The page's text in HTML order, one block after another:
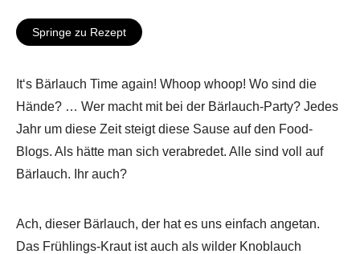
Springe zu Rezept
It‘s Bärlauch Time again! Whoop whoop! Wo sind die
Hände? … Wer macht mit bei der Bärlauch-Party? Jedes
Jahr um diese Zeit steigt diese Sause auf den Food-
Blogs. Als hätte man sich verabredet. Alle sind voll auf
Bärlauch. Ihr auch?
Ach, dieser Bärlauch, der hat es uns einfach angetan.
Das Frühlings-Kraut ist auch als wilder Knoblauch